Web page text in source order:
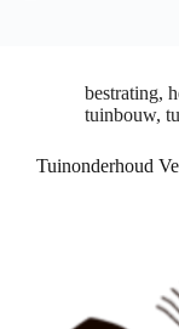
bestrating,
tuinbouw,
Tuinonderhoud